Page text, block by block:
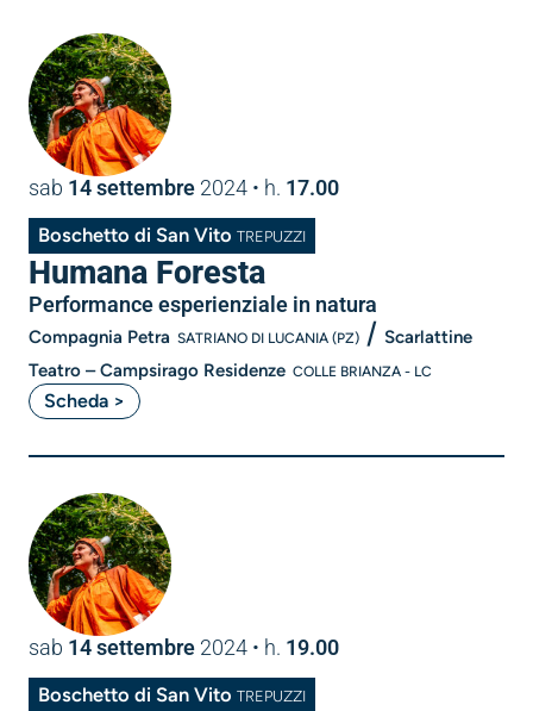
sab 14 settembre 2024 • h. 17.00
Boschetto di San Vito TREPUZZI
Humana Foresta
Performance esperienziale in natura
Compagnia Petra SATRIANO DI LUCANIA (PZ) / Scarlattine
Teatro – Campsirago Residenze COLLE BRIANZA - LC
Scheda >
sab 14 settembre 2024 • h. 19.00
Boschetto di San Vito TREPUZZI